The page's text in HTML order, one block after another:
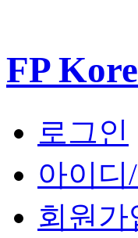
FP
로그인
아이디
회원가